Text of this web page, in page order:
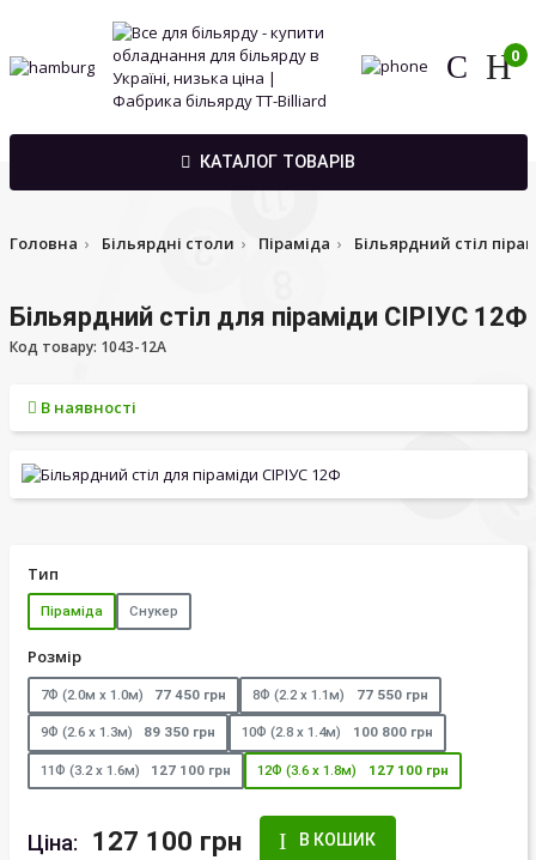
0
КАТАЛОГ ТОВАРІВ
Головна Більярдні столи Піраміда Більярдний стіл
Більярдний стіл для піраміди СІРІУС 12Ф
Код товару: 1043-12A
В наявності
Тип
Піраміда Снукер
Розмір
7Ф (2.0м х 1.0м) 77 450 грн 8Ф (2.2 х 1.1м) 77 550 грн
9Ф (2.6 х 1.3м) 89 350 грн 10Ф (2.8 х 1.4м) 100 800 грн
11Ф (3.2 х 1.6м) 127 100 грн 12Ф (3.6 х 1.8м) 127 100 грн
Ціна: 127 100 грн В КОШИК